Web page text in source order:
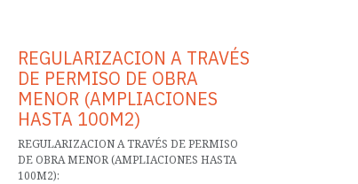
REGULARIZACION A TRAVÉS
DE PERMISO DE OBRA
MENOR (AMPLIACIONES
HASTA 100M2)
REGULARIZACION A TRAVÉS DE PERMISO
DE OBRA MENOR (AMPLIACIONES HASTA
100M2):